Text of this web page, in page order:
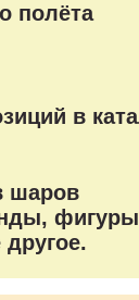
полёта
в
шаров